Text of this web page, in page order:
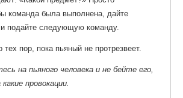
команда была выполнена, дайте
подайте следующую команду.
пор, пока пьяный не протрезвеет.
на пьяного человека и не бейте его,
провокации.